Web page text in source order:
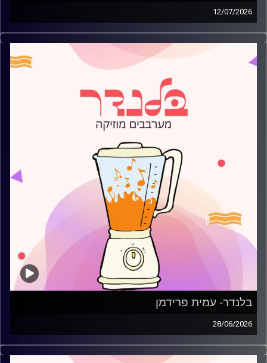
12/07/2026
מוזיקה קצבית חדשה עם עדן ברק
קרדיט תמונות:
AudioVersity
בלנדר- עמית פרידמן
28/06/2026
מוזיקה קצבית חדשה עם עמית פרידמן